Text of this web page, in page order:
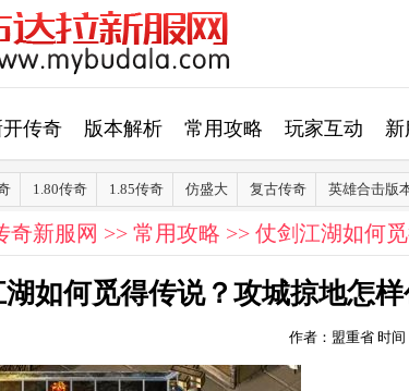
开传奇 版本解析 常用攻略 玩家互动
1.80传奇 1.85传奇 仿盛大 复古传奇 英雄合击版
奇新服网 >> 常用攻略 >> 仗剑江湖如何
如何觅得传说？攻城掠地怎
作者：盟重省 时间